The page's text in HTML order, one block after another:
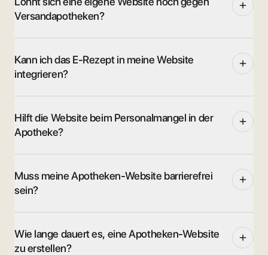
Versandapotheken?
Kann ich das E-Rezept in meine Website
integrieren?
Hilft die Website beim Personalmangel in der
Apotheke?
Muss meine Apotheken-Website barrierefrei
sein?
Wie lange dauert es, eine Apotheken-Website
zu erstellen?